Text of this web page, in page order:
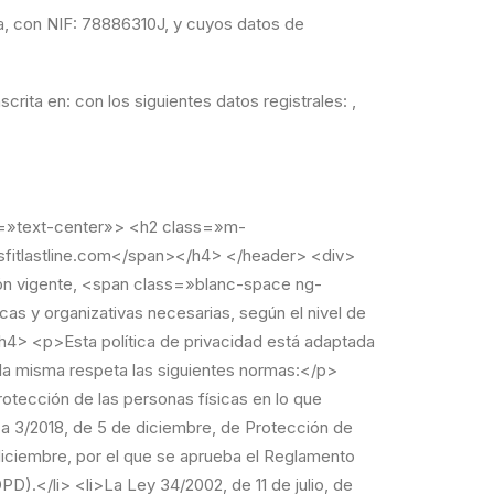
, con NIF: 78886310J, y cuyos datos de
en: con los siguientes datos registrales: ,
no condicionará el uso del Sitio Web.</p> <p>En las ocasiones en las que el Usuario deba o pueda facilitar sus datos a través de formularios para realizar consultas, solicitar información o por motivos relacionados con el contenido del Sitio Web, se le informará en caso de que la cumplimentación de alguno de ellos sea obligatoria debido a que los mismos sean imprescindibles para el correcto desarrollo de la operación realizada.</p> <h4>Fines del tratamiento a que se destinan los datos personales</h4> <p>Los datos personales son recabados y gestionados por <span class=»blanc-space ng-binding»>CrossFit Last Line</span> con la finalidad de poder facilitar, agilizar y cumplir los compromisos establecidos entre el Sitio Web y el Usuario o el mantenimiento de la relación que se establezca en los formularios que este último rellene o para atender una solicitud o consulta.</p> <p>Igualmente, los datos podrán ser utilizados con una finalidad comercial de personalización, operativa y estadística, y actividades propias del objeto social de <span class=»blanc-space ng-binding»>CrossFit Last Line</span>, así como para la extracción, almacenamiento de datos y estudios de marketing para adecuar el Contenido ofertado al Usuario, así como mejorar la calidad, funcionamiento y navegación por el Sitio Web.</p> <p>En el momento en que se obtengan los datos personales, se informará al Usuario acerca del fin o fines específicos del tratamiento a que se destinarán los datos personales; es decir, del uso o usos que se dará a la información recopilada.</p> <h4>Períodos de retención de los datos personales</h4> <p>Los datos personales solo serán retenidos durante el tiempo mínimo necesario para los fines de su tratamiento y, en todo caso, únicamente durante el siguiente plazo: <span class=»blanc-space ng-binding»>12 meses</span>, o hasta que el Usuario solicite su supresión.</p> <p>En el momento en que se obtengan los datos personales, se informará al Usuario acerca del plazo durante el cual se conservarán los datos personales o, cuando eso no sea posible, los criterios utilizados para determinar este plazo.</p> <h4>Destinatarios de los datos personales</h4> <p ng-show=»data.datosCompartidos == ‘No'» class=»»>Los datos personales del Usuario no serán compartidos con terceros.</p> <p ng-show=»data.datosCompartidos == ‘No'» class=»»>En cualquier caso, en el momento en que se obtengan los datos personales, se informará al Usuario acerca de los destinatarios o las categorías de destinatarios de los datos personal